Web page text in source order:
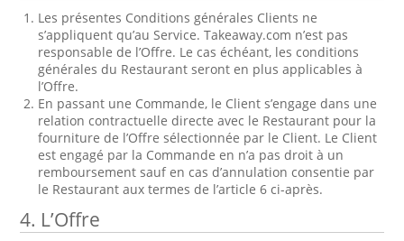
Les présentes Conditions générales Clients ne
s’appliquent qu’au Service. Takeaway.com n’est pas
responsable de l’Offre. Le cas échéant, les conditions
générales du Restaurant seront en plus applicables à
l’Offre.
En passant une Commande, le Client s’engage dans une
relation contractuelle directe avec le Restaurant pour la
fourniture de l’Offre sélectionnée par le Client. Le Client
est engagé par la Commande en n’a pas droit à un
remboursement sauf en cas d’annulation consentie par
le Restaurant aux termes de l’article 6 ci-après.
4. L’Offre